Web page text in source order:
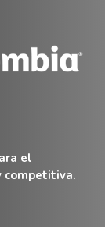
el
competitiva.